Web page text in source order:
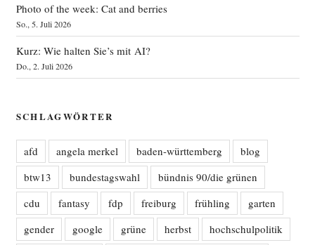
Photo of the week: Cat and berries
So., 5. Juli 2026
Kurz: Wie halten Sie’s mit AI?
Do., 2. Juli 2026
SCHLAGWÖRTER
afd angela merkel baden-württemberg
blog
btw13
bundestagswahl
bündnis 90/die grünen
cdu
fantasy fdp freiburg frühling
garten
gender
google grüne herbst
hochschulpolitik